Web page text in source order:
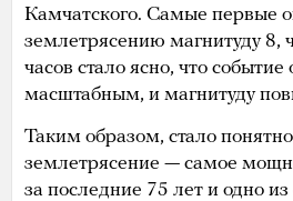
Камчатского. Самые первые
землетрясению магнитуду 8,
часов стало ясно, что событие
масштабным, и магнитуду
Таким образом, стало
землетрясение — самое
за последние 75 лет и одно